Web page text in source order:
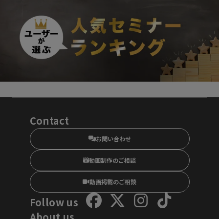
Contact
お問い合わせ
動画制作のご相談
動画掲載のご相談
Follow us